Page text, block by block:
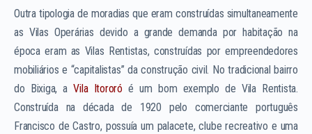
Outra tipologia de moradias que eram construídas simultaneamente
as Vilas Operárias devido a grande demanda por habitação na
época eram as Vilas Rentistas, construídas por empreendedores
mobiliários e “capitalistas” da construção civil. No tradicional bairro
do Bixiga, aVila Itororó é um bom exemplo de Vila Rentista.
Construída na década de 1920 pelo comerciante português
Francisco de Castro, possuía um palacete, clube recreativo e uma